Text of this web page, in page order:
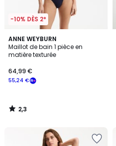
-10% DÈS 2*
ANNE WEYBURN
Maillot de bain 1 pièce en
matière texturée
55,24 €
64,99 €
2,3
/ 5
2,3
/